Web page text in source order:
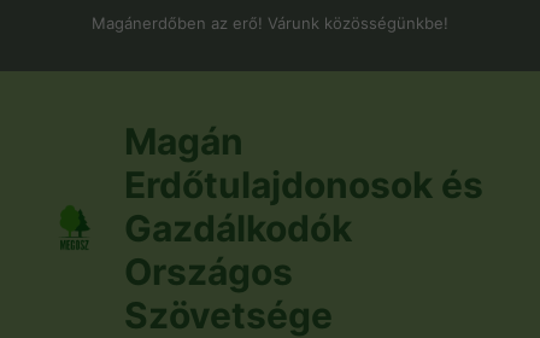
Magánerdőben az erő! Várunk közösségünkbe!
Magán
Erdőtulajdonosok és
Gazdálkodók
Országos
Szövetsége